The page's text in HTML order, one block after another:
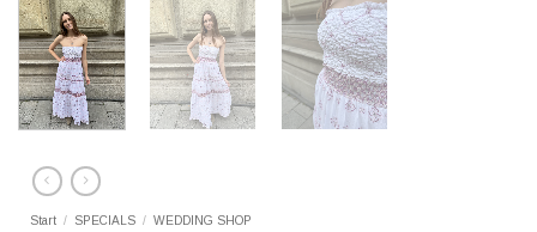
Start / SPECIALS / WEDDING SHOP